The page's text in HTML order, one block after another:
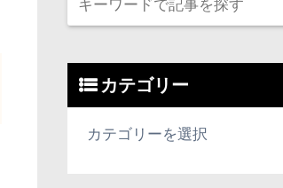
カテゴリー